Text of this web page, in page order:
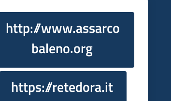
http://www.assarco
baleno.org
https://retedora.it